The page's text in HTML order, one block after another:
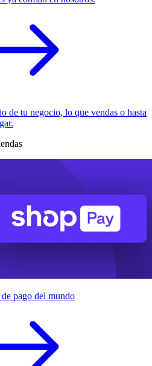
de tu negocio, lo que vendas o hasta
pago del mundo